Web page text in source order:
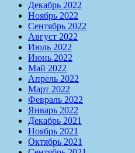
Декабрь 2022
Ноябрь 2022
Сентябрь 2022
Август 2022
Июль 2022
Июнь 2022
Май 2022
Апрель 2022
Март 2022
Февраль 2022
Январь 2022
Декабрь 2021
Ноябрь 2021
Октябрь 2021